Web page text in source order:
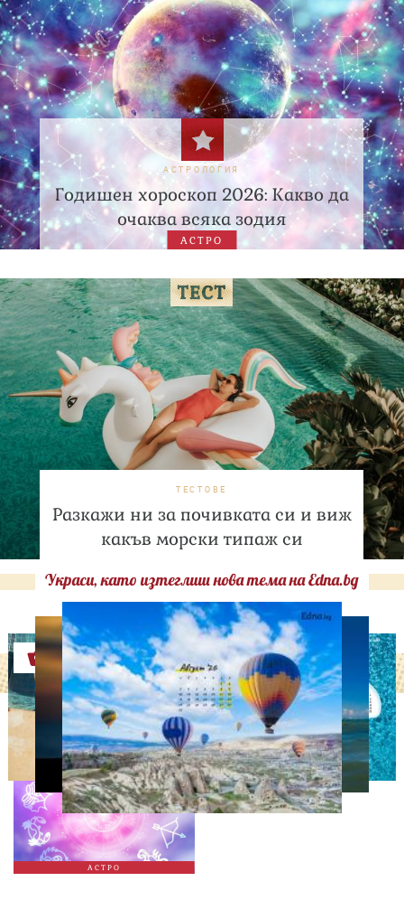
АСТРОЛОГИЯ
Годишен хороскоп 2026: Какво да
очаква всяка зодия
АСТРО
ТЕСТОВЕ
Разкажи ни за почивката си и виж
какъв морски типаж си
Украси, като изтеглиш нова тема на Edna.bg
Оферти
АСТРО
АСТРОЛОГИЯ
Дневен хороскоп за 7
август, петък